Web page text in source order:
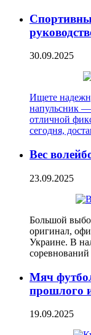
30.09.2025
Ищете
напульсник —
отличной
сегодня,
Вес
23.09.2025
Большой
оригинал,
Украине. В
Мяч
прошлого
19.09.2025